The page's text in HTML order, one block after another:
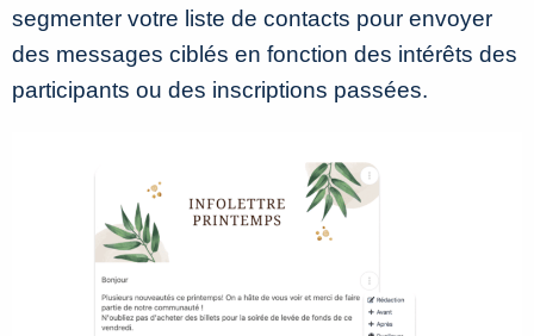
segmenter votre liste de contacts pour envoyer
des messages ciblés en fonction des intérêts des
participants ou des inscriptions passées.